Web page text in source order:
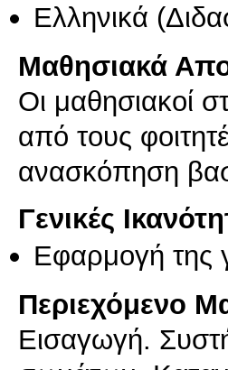
Ελληνικά
Μαθησιακά
Οι μαθησιακοί
από τους
ανασκόπηση
Γενικές
Εφαρμογή της
Περιεχόμενο
Eισαγωγή.